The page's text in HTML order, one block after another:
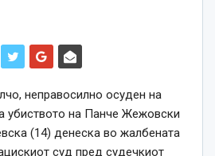
неправосилно осуден на
убиството на Панче Жежовски
(14) денеска во жалбената
суд пред судечкиот